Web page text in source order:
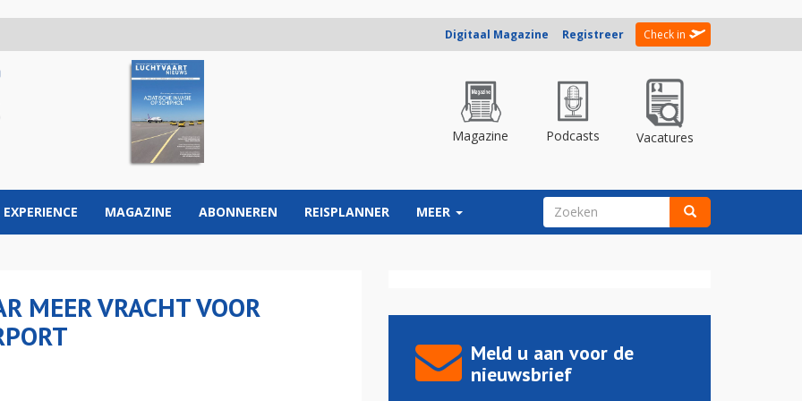
Digitaal Magazine Registreer Check in
Magazine Podcasts Vacatures
EXPERIENCE MAGAZINE ABONNEREN REISPLANNER MEER ZOEKVELD
MEER VRACHT VOOR
Meld u aan voor de
nieuwsbrief